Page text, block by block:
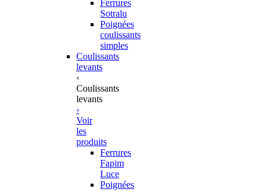
Ferrures
Sotralu
Poignées
coulissants
simples
Coulissants
levants
‹
Coulissants
levants
›
Voir
les
produits
Ferrures
Fapim
Luce
Poignées